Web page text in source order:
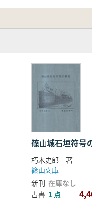
篠山城石垣符号
朽木史郎 著
篠山文庫
新刊 在庫なし
古書 1 点